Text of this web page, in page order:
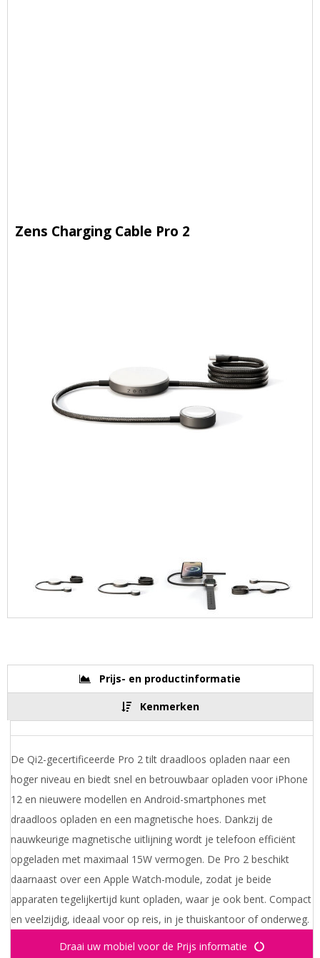
Zens Charging Cable Pro 2
Prijs- en productinformatie
Kenmerken
De Qi2-gecertificeerde Pro 2 tilt draadloos opladen naar een
hoger niveau en biedt snel en betrouwbaar opladen voor iPhone
12 en nieuwere modellen en Android-smartphones met
draadloos opladen en een magnetische hoes. Dankzij de
nauwkeurige magnetische uitlijning wordt je telefoon efficiënt
opgeladen met maximaal 15W vermogen. De Pro 2 beschikt
daarnaast over een Apple Watch-module, zodat je beide
apparaten tegelijkertijd kunt opladen, waar je ook bent. Compact
en veelzijdig, ideaal voor op reis, in je thuiskantoor of onderweg.
Draai uw mobiel voor de Prijs informatie